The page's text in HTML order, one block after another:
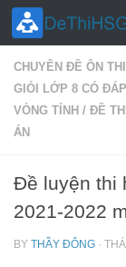
Skip to content
CHUYÊN ĐỀ ÔN THI
GIỎI LỚP 8 CÓ
VÒNG TỈNH / ĐỀ
ÁN
Đề luyện thi
2021-2022
BY THẦY ĐÔNG ·